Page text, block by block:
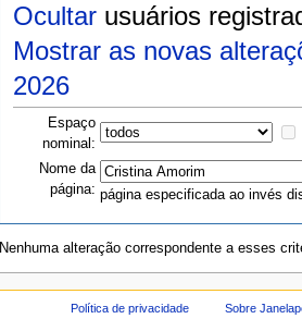
Ocultar usuários
Mostrar as novas
2026
Espaço
nominal:
Nome da
página: página especificada ao invés
Nenhuma alteração correspondente a esses
Política de privacidade Sobre